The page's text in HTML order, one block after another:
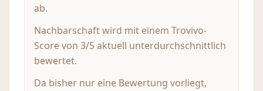
ab.
Nachbarschaft wird mit einem Trovivo-
Score von 3/5 aktuell unterdurchschnittlich
bewertet.
Da bisher nur eine Bewertung vorliegt,